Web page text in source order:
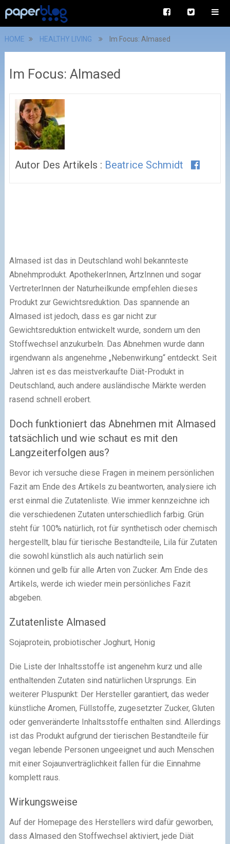
HOME HEALTHY LIVING Im Focus: Almased
Im Focus: Almased
Autor Des Artikels : Beatrice Schmidt
Almased ist das in Deutschland wohl bekannteste
Abnehmprodukt. ApothekerInnen, ÄrtzInnen und sogar
VertreterInnen der Naturheilkunde empfehlen dieses
Produkt zur Gewichtsreduktion. Das spannende an
Almased ist jedoch, dass es gar nicht zur
Gewichtsreduktion entwickelt wurde, sondern um den
Stoffwechsel anzukurbeln. Das Abnehmen wurde dann
irgendwann als angenehme „Nebenwirkung“ entdeckt. Seit
Jahren ist es das meistverkaufte Diät-Produkt in
Deutschland, auch andere ausländische Märkte werden
rasend schnell erobert.
Doch funktioniert das Abnehmen mit Almased
tatsächlich und wie schaut es mit den
Langzeiterfolgen aus?
Bevor ich versuche diese Fragen in meinem persönlichen
Fazit am Ende des Artikels zu beantworten, analysiere ich
erst einmal die Zutatenliste. Wie immer kennzeichne ich
die verschiedenen Zutaten unterschiedlich farbig. Grün
steht für 100% natürlich, rot für synthetisch oder chemisch
hergestellt, blau für tierische Bestandteile, Lila für Zutaten
die sowohl künstlich als auch natürlich sein
können und gelb für alle Arten von Zucker. Am Ende des
Artikels, werde ich wieder mein persönliches Fazit
abgeben.
Zutatenliste Almased
Sojaprotein, probiotischer Joghurt, Honig
Die Liste der Inhaltsstoffe ist angenehm kurz und alle
enthaltenden Zutaten sind natürlichen Ursprungs. Ein
weiterer Pluspunkt: Der Hersteller garantiert, das weder
künstliche Aromen, Füllstoffe, zugesetzter Zucker, Gluten
oder genveränderte Inhaltsstoffe enthalten sind. Allerdings
ist das Produkt aufgrund der tierischen Bestandteile für
vegan lebende Personen ungeeignet und auch Menschen
mit einer Sojaunverträglichkeit fallen für die Einnahme
komplett raus.
Wirkungsweise
Auf der Homepage des Herstellers wird dafür geworben,
dass Almased den Stoffwechsel aktiviert, jede Diät